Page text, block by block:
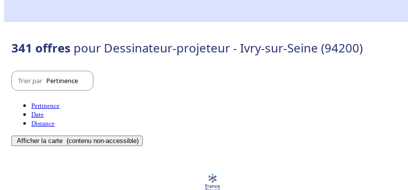
341 offres pour Dessinateur-projeteur - Ivry-sur-Seine (94200)
Trier par Pertinence
Pertinence
Date
Distance
Afficher la carte (contenu non-accessible)